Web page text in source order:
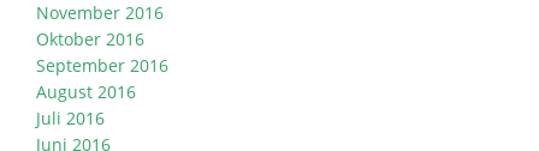
November 2016
Oktober 2016
September 2016
August 2016
Juli 2016
Juni 2016